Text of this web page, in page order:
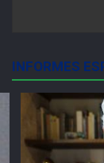
INFORMES